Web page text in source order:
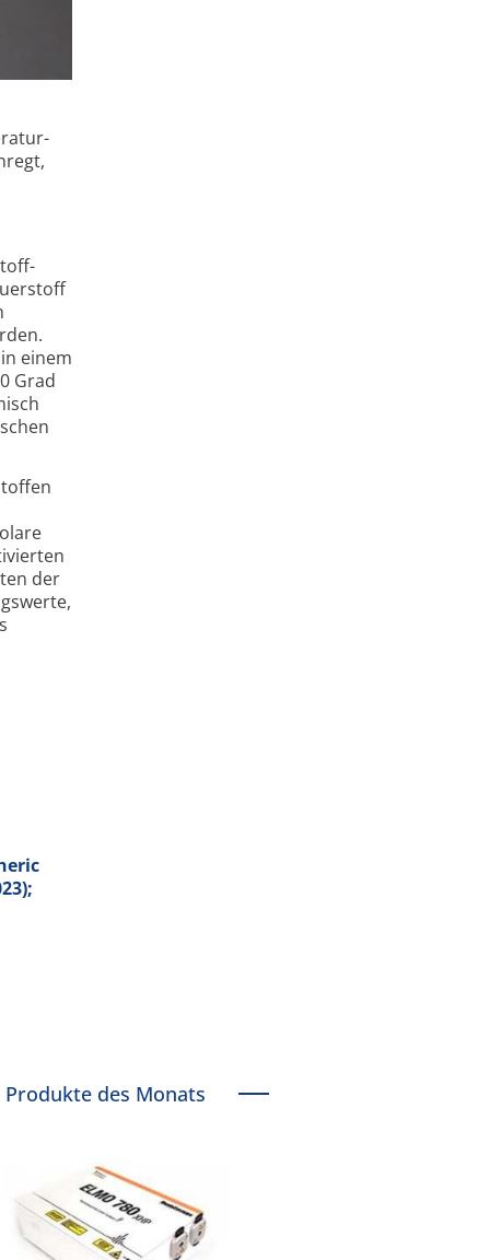
einem
Grad
der
Produkte des Monats